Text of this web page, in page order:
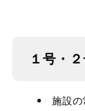
１号・
施設の